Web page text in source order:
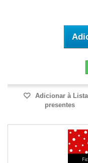
Adicionar à
presentes